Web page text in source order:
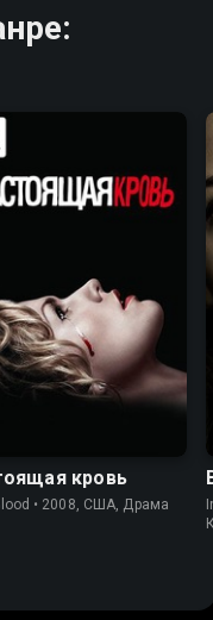
кровь
• 2008, США, Драма